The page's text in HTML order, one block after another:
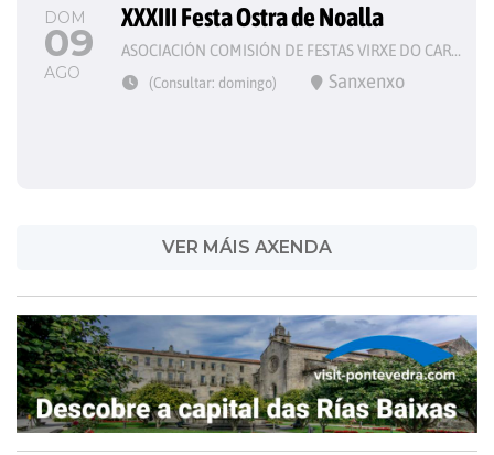
DOM
09
AGO
XXXIII Festa Ostra de Noalla
ASOCIACIÓN COMISIÓN DE FESTAS VIRXE DO CARME
(Consultar: domingo) Sanxenxo
VER MÁIS AXENDA